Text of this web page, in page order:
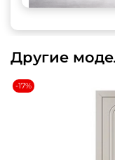
Другие
-17%